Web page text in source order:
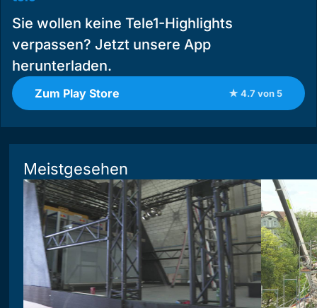
Sie wollen keine Tele1-Highlights
verpassen? Jetzt unsere App
herunterladen.
Zum Play Store ★ 4.7 von 5
Meistgesehen